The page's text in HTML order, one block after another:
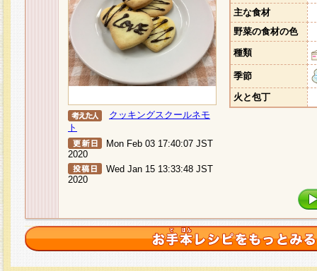
クッキングスクールネモ
ト
Mon Feb 03 17:40:07 JST
2020
Wed Jan 15 13:33:48 JST
2020
主な食材
野菜の食材の色
種類
季節
火と包丁